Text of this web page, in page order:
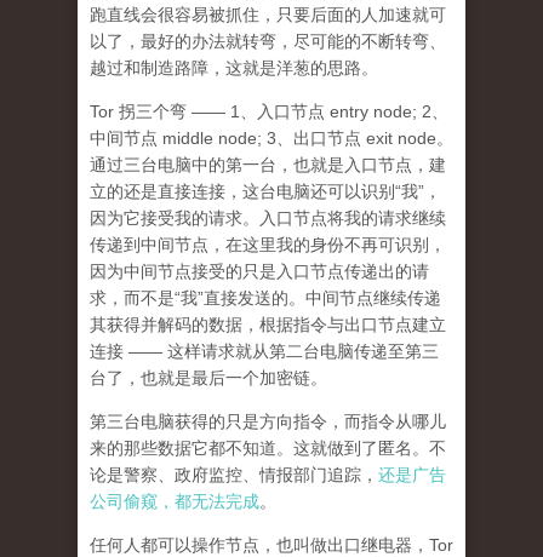
跑直线会很容易被抓住，只要后面的人加速就可
以了，最好的办法就转弯，尽可能的不断转弯、
越过和制造路障，这就是洋葱的思路。
Tor 拐三个弯 —— 1、入口节点 entry node; 2、
中间节点 middle node; 3、出口节点 exit node。
通过三台电脑中的第一台，也就是入口节点，建
立的还是直接连接，这台电脑还可以识别“我”，
因为它接受我的请求。入口节点将我的请求继续
传递到中间节点，在这里我的身份不再可识别，
因为中间节点接受的只是入口节点传递出的请
求，而不是“我”直接发送的。中间节点继续传递
其获得并解码的数据，根据指令与出口节点建立
连接 —— 这样请求就从第二台电脑传递至第三
台了，也就是最后一个加密链。
第三台电脑获得的只是方向指令，而指令从哪儿
来的那些数据它都不知道。这就做到了匿名。不
论是警察、政府监控、情报部门追踪， 还是广告
公司偷窥，都无法完成。
任何人都可以操作节点，也叫做出口继电器，Tor